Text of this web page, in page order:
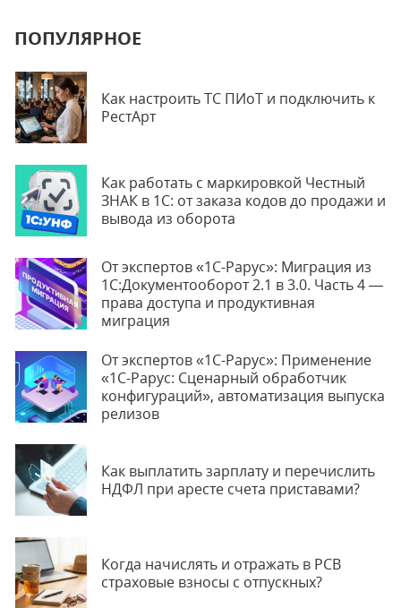
ПОПУЛЯРНОЕ
Как настроить ТС ПИоТ и подключить к
РестАрт
Как работать с маркировкой Честный
ЗНАК в 1С: от заказа кодов до продажи и
вывода из оборота
От экспертов «1С-Рарус»: Миграция из
1С:Документооборот 2.1 в 3.0. Часть 4 —
права доступа и продуктивная
миграция
От экспертов «1С-Рарус»: Применение
«1С-Рарус: Сценарный обработчик
конфигураций», автоматизация выпуска
релизов
Как выплатить зарплату и перечислить
НДФЛ при аресте счета приставами?
Когда начислять и отражать в РСВ
страховые взносы с отпускных?